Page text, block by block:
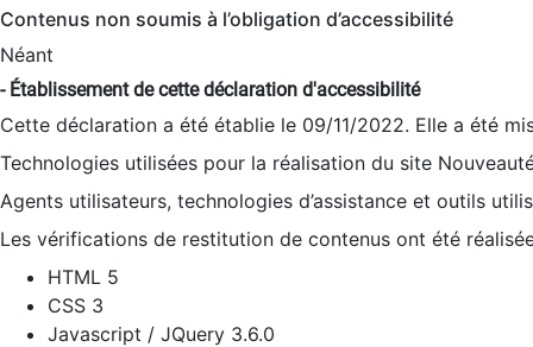
Contenus non soumis à l’obligation d’accessibilité
Néant
- Établissement de cette déclaration d'accessibilité
Cette déclaration a été établie le 09/11/2022. Elle a été
Technologies utilisées pour la réalisation du site
Agents utilisateurs, technologies d’assistance et outils
Les vérifications de restitution de contenus ont été
HTML 5
CSS 3
Javascript / JQuery 3.6.0